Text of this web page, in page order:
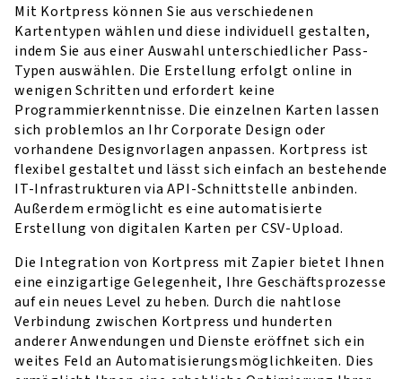
Mit Kortpress können Sie aus verschiedenen
Kartentypen wählen und diese individuell gestalten,
indem Sie aus einer Auswahl unterschiedlicher Pass-
Typen auswählen. Die Erstellung erfolgt online in
wenigen Schritten und erfordert keine
Programmierkenntnisse. Die einzelnen Karten lassen
sich problemlos an Ihr Corporate Design oder
vorhandene Designvorlagen anpassen. Kortpress ist
flexibel gestaltet und lässt sich einfach an bestehende
IT-Infrastrukturen via API-Schnittstelle anbinden.
Außerdem ermöglicht es eine automatisierte
Erstellung von digitalen Karten per CSV-Upload.
Die Integration von Kortpress mit Zapier bietet Ihnen
eine einzigartige Gelegenheit, Ihre Geschäftsprozesse
auf ein neues Level zu heben. Durch die nahtlose
Verbindung zwischen Kortpress und hunderten
anderer Anwendungen und Dienste eröffnet sich ein
weites Feld an Automatisierungsmöglichkeiten. Dies